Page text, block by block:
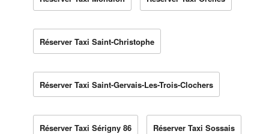
Réserver Taxi Saint-Christophe
Réserver Taxi Saint-Gervais-Les-Trois-Clochers
Réserver Taxi Sérigny 86 Réserver Taxi Sossais